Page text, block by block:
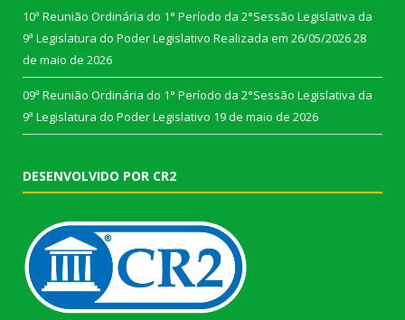
10ª Reunião Ordinária do 1° Período da 2°Sessão Legislativa da
9ª Legislatura do Poder Legislativo Realizada em 26/05/202628
de maio de 2026
09ª Reunião Ordinária do 1° Período da 2°Sessão Legislativa da
9ª Legislatura do Poder Legislativo 19 de maio de 2026
DESENVOLVIDO POR CR2